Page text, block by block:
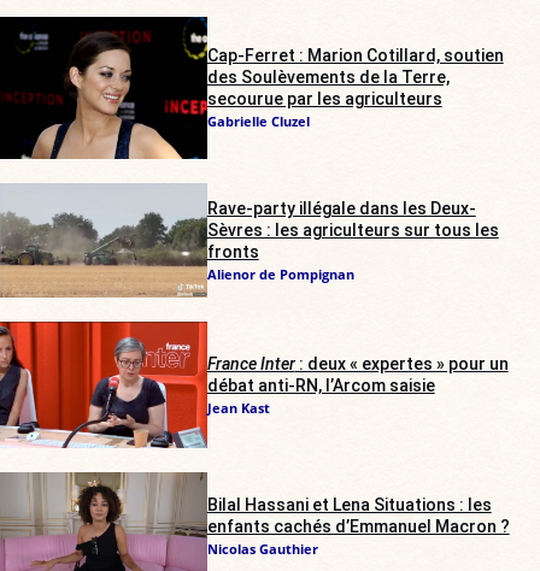
Cap-Ferret : Marion Cotillard, soutien
des Soulèvements de la Terre,
secourue par les agriculteurs
Gabrielle Cluzel
Rave-party illégale dans les Deux-
Sèvres : les agriculteurs sur tous les
fronts
Alienor de Pompignan
France Inter: deux « expertes » pour un
débat anti-RN, l’Arcom saisie
Jean Kast
Bilal Hassani et Lena Situations : les
enfants cachés d’Emmanuel Macron ?
Nicolas Gauthier